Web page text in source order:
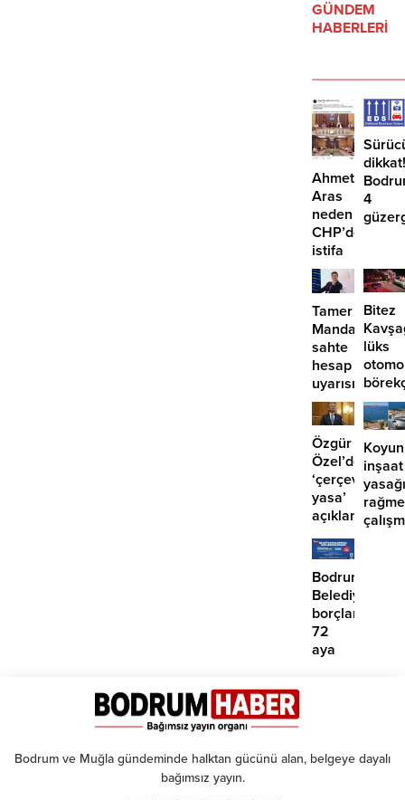
GÜNDEM
HABERLERİ
Ahmet
Aras
neden
CHP’den
istifa
etmiyor?
dikkat!
4
Tamer
sahte
hesap
uyarısı
Bitez
lüks
girdi:
2
Özgür
Özel’den
‘çerçeve
yasa’
açıklaması:
‘İmza
atma
çabamız
yok’
inşaat
Bodrum
borçlara
72
aya
Bodrum ve Muğla gündeminde halktan gücünü alan, belgeye dayalı
bağımsız yayın.